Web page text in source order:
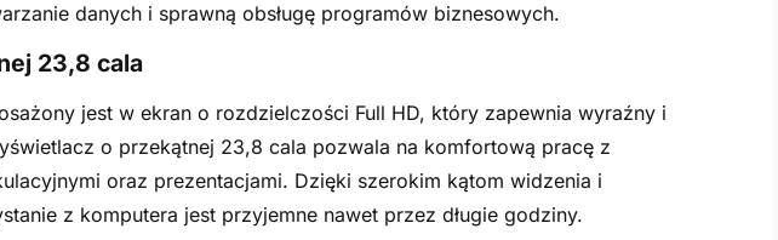
danych i sprawną obsługę programów biznesowych.
23,8 cala
jest w ekran o rozdzielczości Full HD, który zapewnia wyraźny i
o przekątnej 23,8 cala pozwala na komfortową pracę z
oraz prezentacjami. Dzięki szerokim kątom widzenia i
z komputera jest przyjemne nawet przez długie godziny.